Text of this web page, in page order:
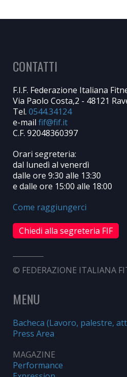
CONTATTI
F.I.F. Federazione Italiana
Via Paolo Costa,2 - 48121
Tel. 0544.34124
e-mail
C.F. 92048360397
Orari segreteria:
dal lunedì al venerdì
dalle ore 9:30 alle 13:30
e dalle ore 15:00 alle 18:00
Come raggiungerci
Chiedi alla segreteria FIF
© FEDERAZIONE ITALIANA
MENU
Bacheca (Lavoro, palestre,
Press Area
MAGAZINE
Performance